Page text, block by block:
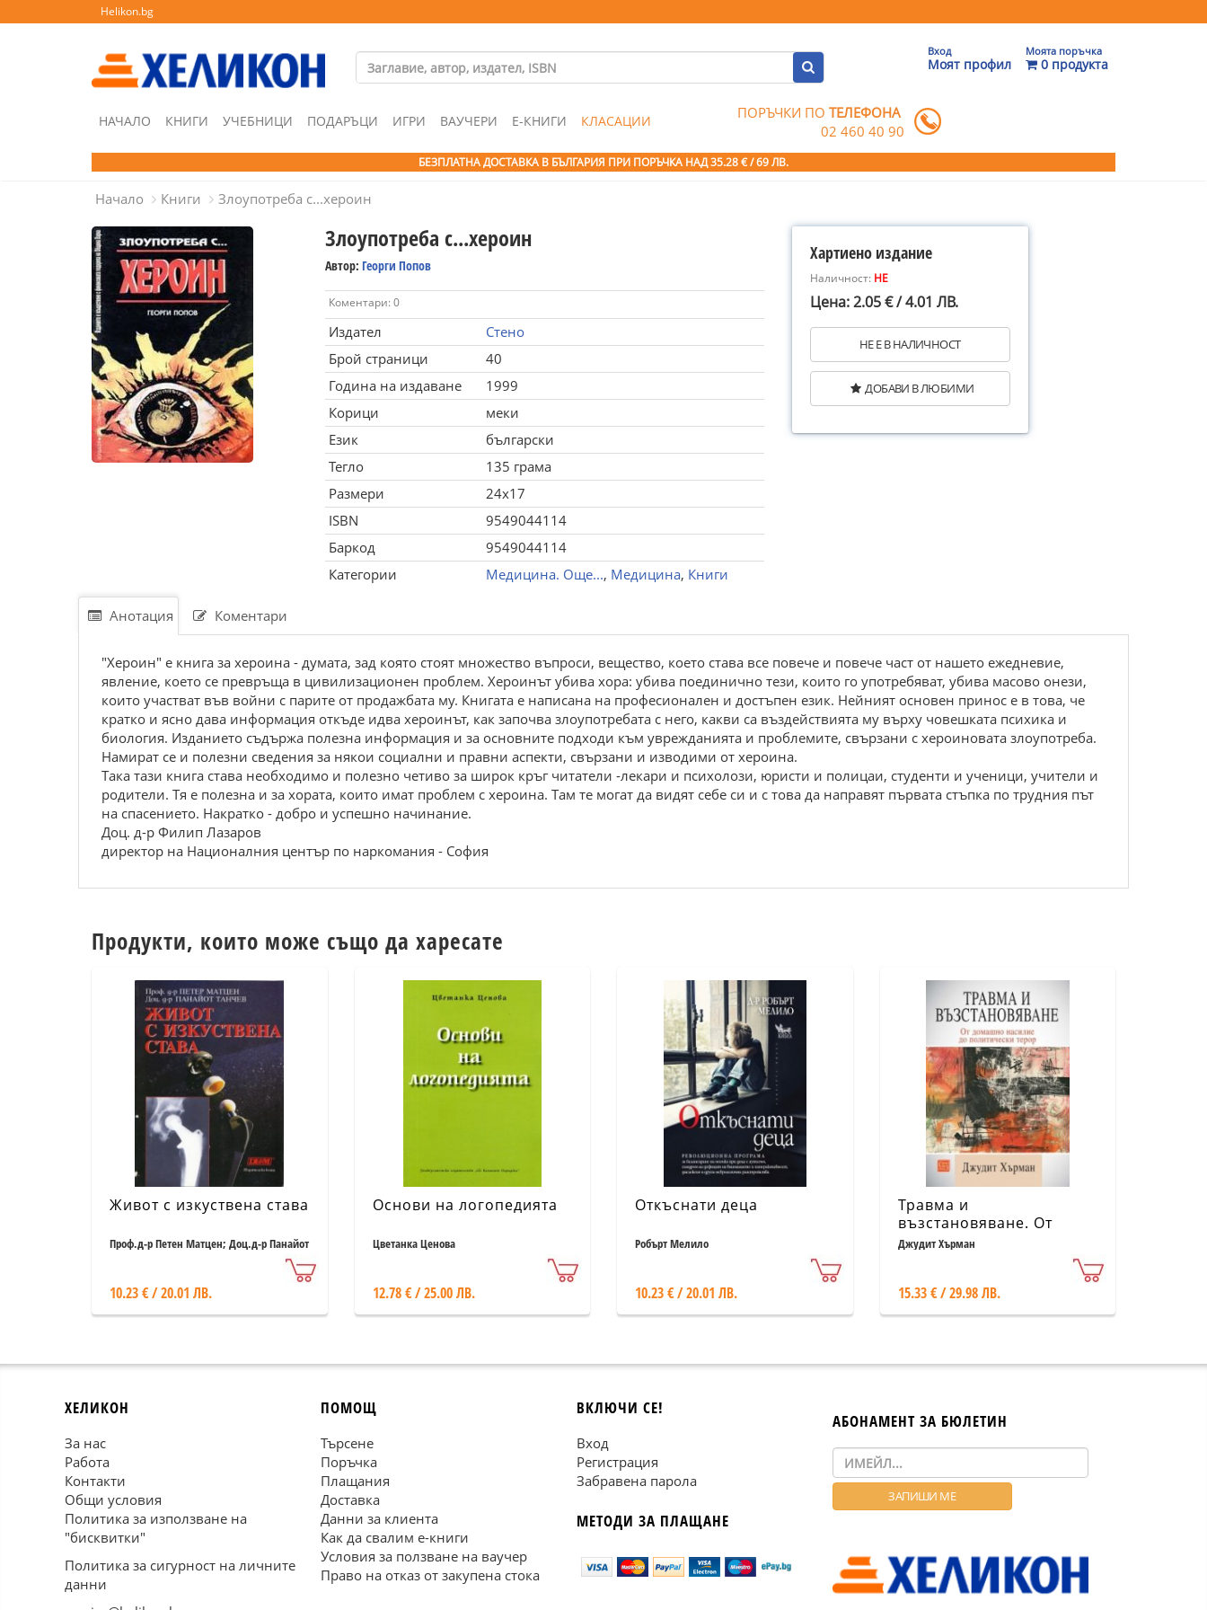
Helikon.bg
Вход
Моят профил
Моята поръчка
0 продукта
НАЧАЛО КНИГИ УЧЕБНИЦИ ПОДАРЪЦИ ИГРИ ВАУЧЕРИ Е-КНИГИ КЛАСАЦИИ ПОРЪЧКИ ПОТЕЛЕФОНА
02 460 40 90
БЕЗПЛАТНА ДОСТАВКА В БЪЛГАРИЯ ПРИ ПОРЪЧКА НАД 35.28 € / 69 ЛВ.
Начало Книги Злоупотреба с...хероин
Злоупотреба с...хероин
Автор: Георги Попов
Коментари: 0
Издател
Стено
Брой страници
40
Година на издаване
1999
Корици
меки
Език
български
Тегло
135 грама
Размери
24x17
ISBN
9549044114
Баркод
9549044114
Категории
Медицина. Още..., Медицина, Книги
Хартиено издание
Наличност: НЕ
Цена: 2.05 € / 4.01 ЛВ.
НЕ Е В НАЛИЧНОСТ
ДОБАВИ В ЛЮБИМИ
Анотация Коментари
"Хероин" е книга за хероина - думата, зад която стоят множество въпроси, вещество, което става все повече и повече част от нашето ежедневие,
явление, което се превръща в цивилизационен проблем. Хероинът убива хора: убива поединично тези, които го употребяват, убива масово онези,
които участват във войни с парите от продажбата му. Книгата е написана на професионален и достъпен език. Нейният основен принос е в това, че
кратко и ясно дава информация откъде идва хероинът, как започва злоупотребата с него, какви са въздействията му върху човешката психика и
биология. Изданието съдържа полезна информация и за основните подходи към уврежданията и проблемите, свързани с хероиновата злоупотреба.
Намират се и полезни сведения за някои социални и правни аспекти, свързани и изводими от хероина.
Така тази книга става необходимо и полезно четиво за широк кръг читатели -лекари и психолози, юристи и полицаи, студенти и ученици, учители и
родители. Тя е полезна и за хората, които имат проблем с хероина. Там те могат да видят себе си и с това да направят първата стъпка по трудния път
на спасението. Накратко - добро и успешно начинание.
Доц. д-р Филип Лазаров
директор на Националния център по наркомания - София
Продукти, които може също да харесате
Живот с изкуствена става
Проф.д-р Петен Матцен; Доц.д-р Панайот
10.23 € / 20.01 ЛВ.
Основи на логопедията
Цветанка Ценова
12.78 € / 25.00 ЛВ.
Откъснати деца
Робърт Мелило
10.23 € / 20.01 ЛВ.
Травма и
възстановяване. От
домашно насилие до
Джудит Хърман
15.33 € / 29.98 ЛВ.
ХЕЛИКОН
За нас
Работа
Контакти
Общи условия
Политика за използване на
"бисквитки"
Политика за сигурност на личните
данни
ПОМОЩ
Търсене
Поръчка
Плащания
Доставка
Данни за клиента
Как да свалим е-книги
Условия за ползване на ваучер
Право на отказ от закупена стока
ВКЛЮЧИ СЕ!
Вход
Регистрация
Забравена парола
МЕТОДИ ЗА ПЛАЩАНЕ
АБОНАМЕНТ ЗА БЮЛЕТИН